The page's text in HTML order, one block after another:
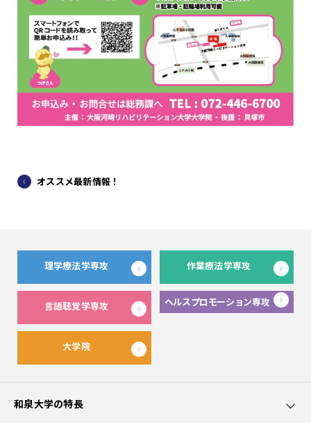
オススメ最新情報！
理学療法学専攻 作業療法学専攻
言語聴覚学専攻 ヘルスプロモーション専攻
大学院
和泉大学の特長